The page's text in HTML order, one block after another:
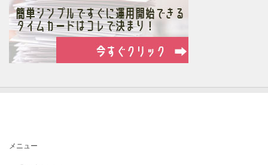
メニュー